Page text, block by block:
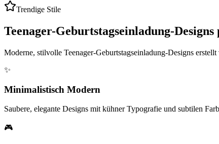
Trendige Stile
Teenager-Geburtstagseinladung-
Moderne, stilvolle Teenager-Geburtstagseinladung-Designs
✨
Minimalistisch Modern
Saubere, elegante Designs mit kühner Typografie und subtilen
🎮